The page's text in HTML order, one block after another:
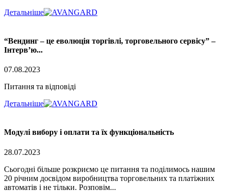
Детальніше
“Вендинг – це еволюція торгівлі, торговельного сервісу” –
Інтерв’ю...
07.08.2023
Питання та відповіді
Детальніше
Модулі вибору і оплати та їх функціональність
28.07.2023
Сьогодні більше розкриємо це питання та поділимось нашим
20 річним досвідом виробництва торговельних та платіжних
автоматів і не тільки. Розповім...